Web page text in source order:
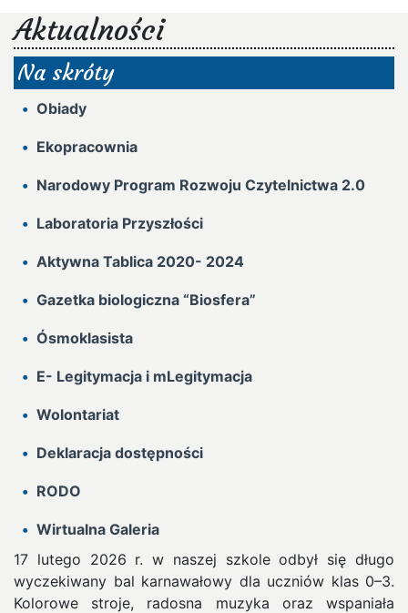
Aktualności
Na skróty
Obiady
Ekopracownia
Narodowy Program Rozwoju Czytelnictwa 2.0
Laboratoria Przyszłości
Aktywna Tablica 2020- 2024
Gazetka biologiczna “Biosfera”
Ósmoklasista
E- Legitymacja i mLegitymacja
Wolontariat
Deklaracja dostępności
RODO
Wirtualna Galeria
17 lutego 2026 r. w naszej szkole odbył się długo
wyczekiwany bal karnawałowy dla uczniów klas 0–3.
Kolorowe stroje, radosna muzyka oraz wspaniała